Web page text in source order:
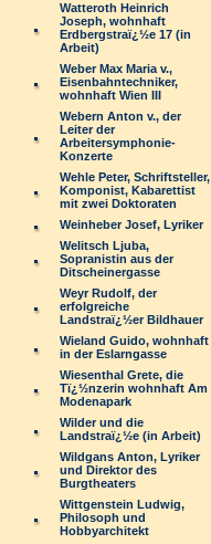
Watteroth Heinrich
Joseph, wohnhaft
Erdbergstraï¿½e 17 (in
Arbeit)
Weber Max Maria v.,
Eisenbahntechniker,
wohnhaft Wien III
Webern Anton v., der
Leiter der
Arbeitersymphonie-
Konzerte
Wehle Peter, Schriftsteller,
Komponist, Kabarettist
mit zwei Doktoraten
Weinheber Josef, Lyriker
Welitsch Ljuba,
Sopranistin aus der
Ditscheinergasse
Weyr Rudolf, der
erfolgreiche
Landstraï¿½er Bildhauer
Wieland Guido, wohnhaft
in der Eslarngasse
Wiesenthal Grete, die
Tï¿½nzerin wohnhaft Am
Modenapark
Wilder und die
Landstraï¿½e (in Arbeit)
Wildgans Anton, Lyriker
und Direktor des
Burgtheaters
Wittgenstein Ludwig,
Philosoph und
Hobbyarchitekt